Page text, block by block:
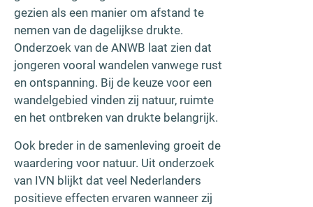
gezien als een manier om afstand te
nemen van de dagelijkse drukte.
Onderzoek van de ANWB laat zien dat
jongeren vooral wandelen vanwege rust
en ontspanning. Bij de keuze voor een
wandelgebied vinden zij natuur, ruimte
en het ontbreken van drukte belangrijk.
Ook breder in de samenleving groeit de
waardering voor natuur. Uit onderzoek
van IVN blijkt dat veel Nederlanders
positieve effecten ervaren wanneer zij